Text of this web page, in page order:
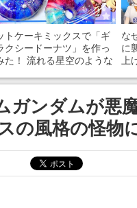
トケーキミックスで「ギ
クシードーナツ」を作っ
た！ 流れる星空のような
な
に
上
ガンダムが悪
の風格の怪物